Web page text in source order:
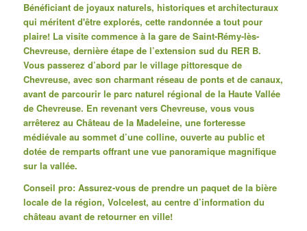
Bénéficiant de joyaux naturels, historiques et architecturaux
qui méritent d'être explorés, cette randonnée a tout pour
plaire! La visite commence à la gare de Saint-Rémy-lès-
Chevreuse, dernière étape de l’extension sud du RER B.
Vous passerez d’abord par le village pittoresque de
Chevreuse, avec son charmant réseau de ponts et de canaux,
avant de parcourir le parc naturel régional de la Haute Vallée
de Chevreuse. En revenant vers Chevreuse, vous vous
arrêterez au Château de la Madeleine, une forteresse
médiévale au sommet d’une colline, ouverte au public et
dotée de remparts offrant une vue panoramique magnifique
sur la vallée.
Conseil pro: Assurez-vous de prendre un paquet de la bière
locale de la région, Volcelest, au centre d’information du
château avant de retourner en ville!